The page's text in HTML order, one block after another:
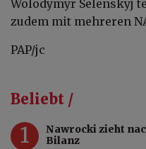
Wolodymyr Selenskyj
zudem mit mehreren
PAP/jc
Beliebt /
1
Nawrocki zieht
Bilanz